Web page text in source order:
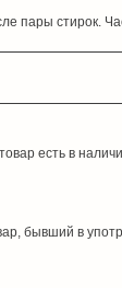
пары стирок.
есть в
бывший в